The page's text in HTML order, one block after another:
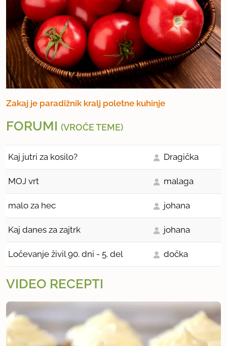
Zakaj je paradižnik kralj poletne kuhinje
FORUMI (VROČE TEME)
Kaj jutri za kosilo? Dragička
MOJ vrt malaga
malo za hec johana
Kaj danes za zajtrk johana
Ločevanje živil 90. dni - 5. del dočka
VIDEO RECEPTI